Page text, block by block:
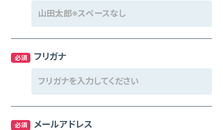
必須 フリガナ
必須 メールアドレス